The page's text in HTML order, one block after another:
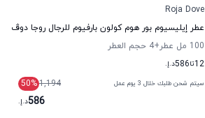
Roja Dove
عطر إيليسيوم بور هوم كولون بارفيوم للرجال روجا دوڤ
100 مل عطر
+4
حجم العطر
12تا586د.إ.
سيتم شحن طلبك خلال 3 يوم عمل 1,194
50%
586د.إ.